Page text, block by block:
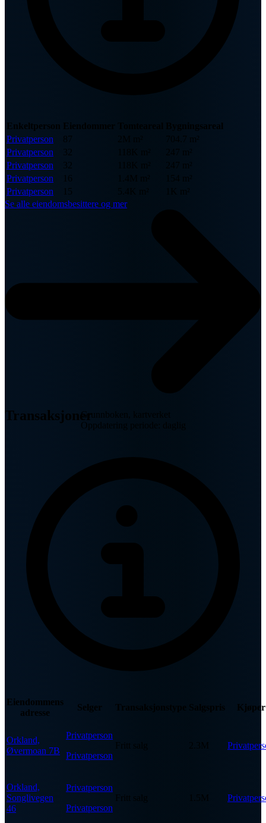
Enkeltperson Eiendommer
Bygningsareal
Privatperson
87
704.7 m²
Privatperson
32
Privatperson
32
Privatperson
16
Privatperson
15
Se alle eiendomsbesittere og mer
TransaksjonerGrunnboken, kartverket
Oppdatering periode: daglig
Eiendommens
adresse
Selger Transaksjonstype Salgspris Kjøper
Orkland,
Øvermoan 7B
Privatperson
Privatperson
Fritt salg
Orkland,
Songlivegen
46
Privatperson
Privatperson
Fritt salg